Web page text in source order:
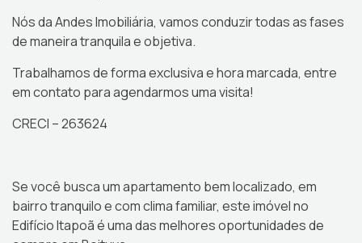
Nós da Andes Imobiliária, vamos conduzir todas as fases
de maneira tranquila e objetiva.
Trabalhamos de forma exclusiva e hora marcada, entre
em contato para agendarmos uma visita!
CRECI – 263624
Se você busca um apartamento bem localizado, em
bairro tranquilo e com clima familiar, este imóvel no
Edifício Itapoã é uma das melhores oportunidades de